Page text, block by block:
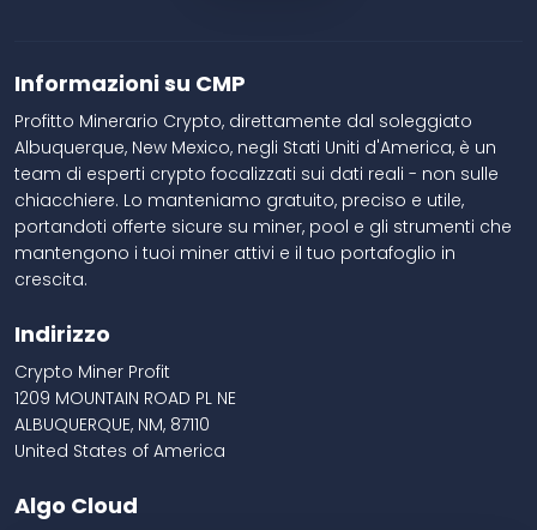
Informazioni su CMP
Profitto Minerario Crypto, direttamente dal soleggiato
Albuquerque, New Mexico, negli Stati Uniti d'America, è un
team di esperti crypto focalizzati sui dati reali - non sulle
chiacchiere. Lo manteniamo gratuito, preciso e utile,
portandoti offerte sicure su miner, pool e gli strumenti che
mantengono i tuoi miner attivi e il tuo portafoglio in
crescita.
Indirizzo
Crypto Miner Profit
1209 MOUNTAIN ROAD PL NE
ALBUQUERQUE, NM, 87110
United States of America
Algo Cloud